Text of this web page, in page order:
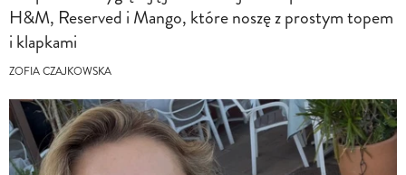
H&M, Reserved i Mango, które noszę z prostym topem
i klapkami
ZOFIA CZAJKOWSKA